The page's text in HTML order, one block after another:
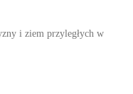
i ziem przyległych w